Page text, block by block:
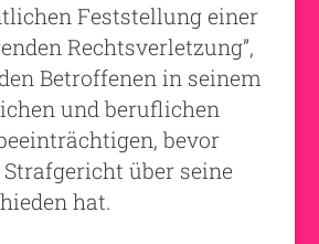
Feststellung einer
Rechtsverletzung”,
Betroffenen in seinem
und beruflichen
bevor
über seine
hat.